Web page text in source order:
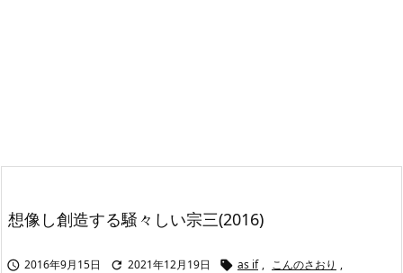
想像し創造する騒々しい宗三(2016)
 2016年9月15日  2021年12月19日  as if , こんのさおり ,